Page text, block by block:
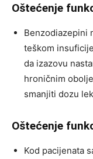
Oštećenje
Benzodiazepini
teškom
da izazovu
hroničnim
smanjiti dozu
Oštećenje
Kod pacijenata